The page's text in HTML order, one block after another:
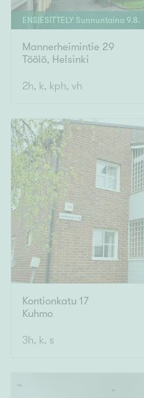
ENSIESITTELY Sunnuntaina 9.8.
Mannerheimintie 29
Töölö, Helsinki
2h, k, kph, vh
Kontionkatu 17
Kuhmo
3h, k, s